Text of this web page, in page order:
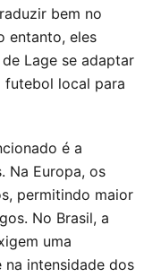
bem no
entanto, eles
Lage se adaptar
local para
é a
Na Europa, os
permitindo maior
No Brasil, a
uma
intensidade dos